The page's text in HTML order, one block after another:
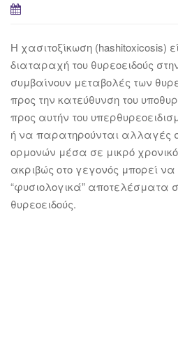
H χασιτοξίκωση (hashitoxicosis)
διαταραχή του θυρεοειδούς
συμβαίνουν μεταβολές των
προς την κατεύθυνση του
προς αυτήν του
ή να παρατηρούνται αλλαγές
ορμονών μέσα σε μικρό
ακριβώς οτο γεγονός μπορεί
“φυσιολογικά” αποτελέσματα
θυρεοειδούς.